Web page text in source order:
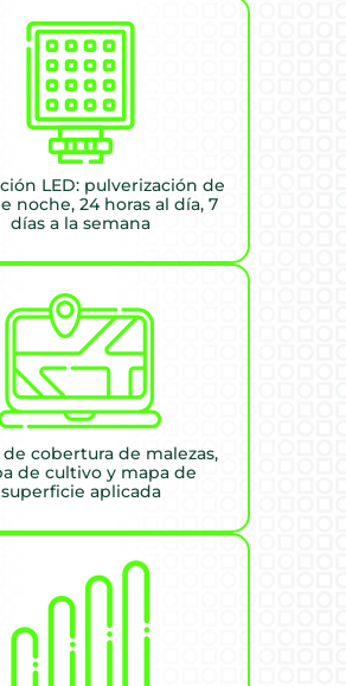
LED: pulverización de
noche, 24 horas al día, 7
días a la semana
de cobertura de malezas,
de cultivo y mapa de
superficie aplicada